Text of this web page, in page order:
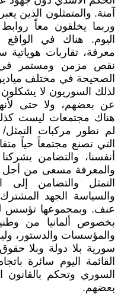
آمنة. والمتمثلون الذين
وربما يخلقون معاً
اليوم. هناك في
معرفة، تقاربات
نقص مزمن ومستمر في
الصحيحة في مختلف
لذلك السوريون لا
عن بعضهم، ولا حتى
هناك مجتمعات ليست
لم نطور مركبات
التي تصنع مجتمعاً حياً
أنفسنا، والتضامن
والمعرفة مسعى من أجل
التمثل والتضامن إلى
والسياسة الجهد
عنف. وبمجموعها تؤسس
بخصوص ألمانيا من
والمؤسسات والدستور،
سورية بلا دولة وبلا
القائمة اليوم سائرة
السوري وتحكم
بعضهم.